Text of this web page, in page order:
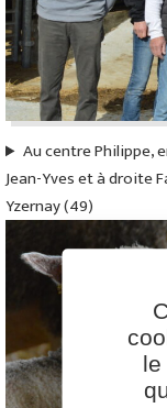
Au centre Philippe,
Jean-Yves et à droite
Yzernay (49)
le